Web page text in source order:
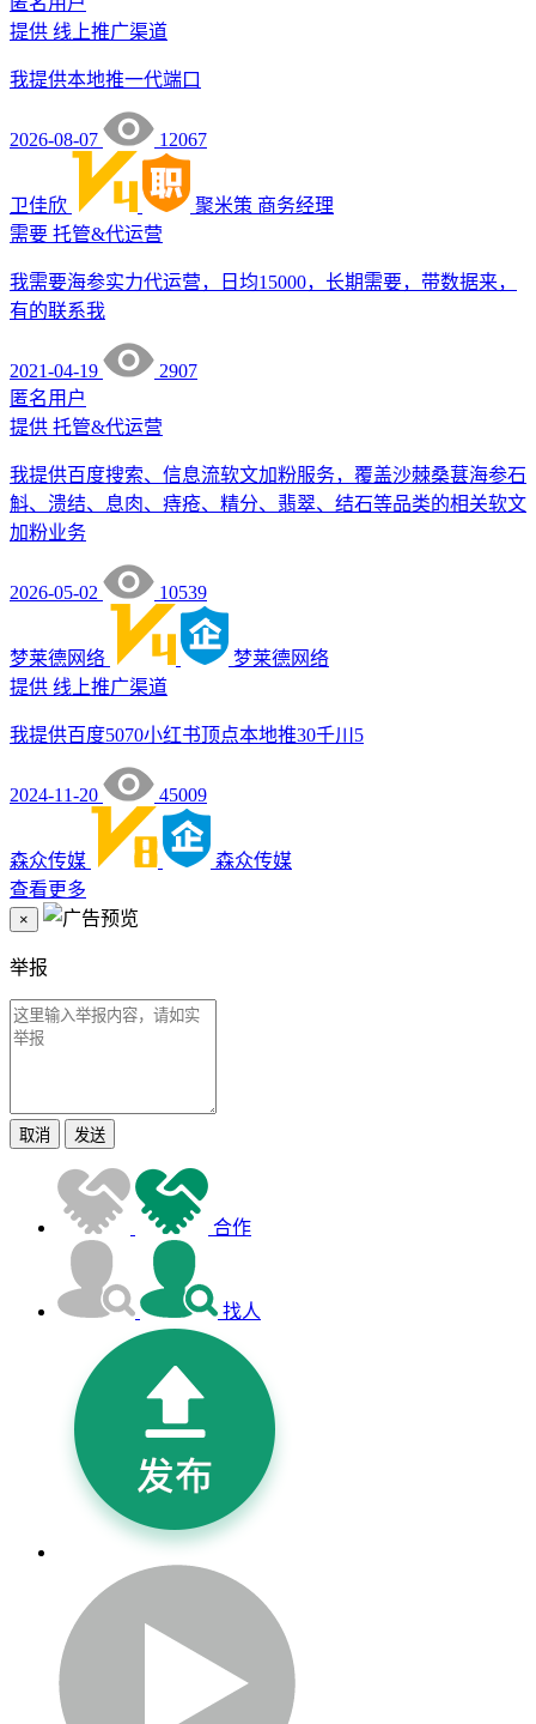
提供 线上推广渠道
我提供本地推一代端口
2026-08-07 12067
卫佳欣 聚米策 商务经理
需要 托管&代运营
我需要海参实力代运营，日均15000，长期需要，带数据来，
有的联系我
2021-04-19
2907
匿名用户
提供 托管&代运营
我提供百度搜索、信息流软文加粉服务，覆盖沙棘桑葚海参石
斛、溃结、息肉、痔疮、精分、翡翠、结石等品类的相关软文
加粉业务
2026-05-02 10539
梦莱德网络
梦莱德网络
提供 线上推广渠道
我提供百度5070小红书顶点本地推30千川5
2024-11-20 45009
森众传媒
森众传媒
查看更多
×
举报
取消 发送
合作
找人